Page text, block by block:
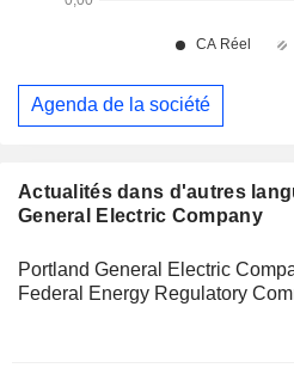
Actualités dans d'autres
General Electric Company
Portland General Electric
Federal Energy Regulatory
Agenda de la société